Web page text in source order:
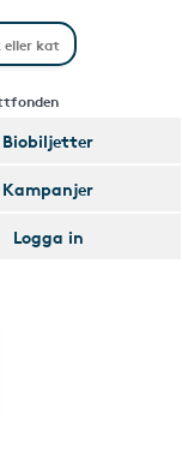
Biobiljetter
Kampanjer
Logga in